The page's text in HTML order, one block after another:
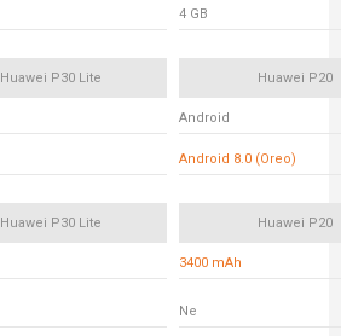
4 GB
Huawei P30 Lite Huawei P20
Android
Android 8.0 (Oreo)
Huawei P30 Lite Huawei P20
3400 mAh
Ne